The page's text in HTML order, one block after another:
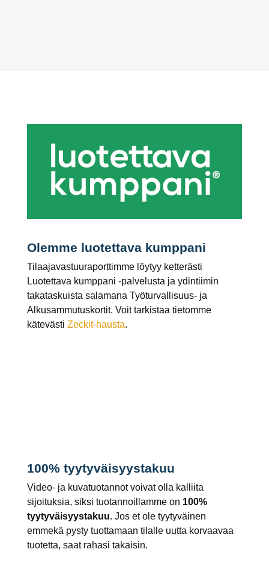
Olemme luotettava kumppani
Tilaajavastuuraporttimme löytyy ketterästi
Luotettava kumppani -palvelusta ja ydintiimin
takataskuista salamana Työturvallisuus- ja
Alkusammutuskortit. Voit tarkistaa tietomme
kätevästi Zeckit-hausta.
100% tyytyväisyystakuu
Video- ja kuvatuotannot voivat olla kalliita
sijoituksia, siksi tuotannoillamme on 100%
tyytyväisyystakuu. Jos et ole tyytyväinen
emmekä pysty tuottamaan tilalle uutta korvaavaa
tuotetta, saat rahasi takaisin.